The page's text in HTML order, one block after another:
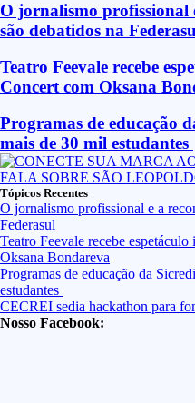
O jornalismo profissional
são debatidos na
Teatro Feevale recebe
Concert com Oksana
Programas de educação
mais de 30 mil estudantes
Tópicos Recentes
O jornalismo profissional e a
Federasul
Teatro Feevale recebe
Oksana Bondareva
Programas de educação da
estudantes
CECREI sedia hackathon para
Nosso Facebook: